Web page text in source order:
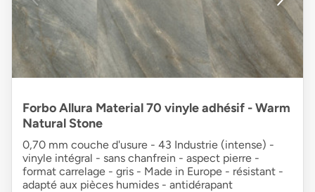
Forbo Allura Material 70 vinyle adhésif - Warm
Natural Stone
0,70 mm couche d'usure - 43 Industrie (intense) -
vinyle intégral - sans chanfrein - aspect pierre -
format carrelage - gris - Made in Europe - résistant -
adapté aux pièces humides - antidérapant